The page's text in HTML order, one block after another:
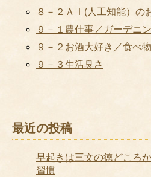
８－２ＡＩ(人工知能）の
９－１農仕事／ガーデニ
９－２お酒大好き／食べ
９－３生活臭さ
最近の投稿
早起きは三文の徳どころ
習慣